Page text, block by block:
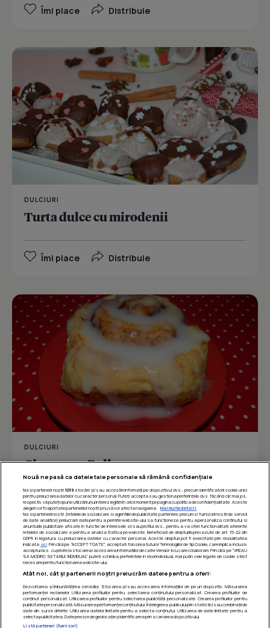
Îmi place Distribuie
DULCIURI
Turta dulce cu mirodenii
Îmi place Distribuie
DULCIURI
Cinnamon Rolls
Îmi place Distribuie
Nouă ne pasă ca datele tale personale să rămână confidențiale
Noi și partenerii noștri 1019stocăm și/sau accesăm informații pe dispozitivul dvs., precum identificatorii cookie unici
pentru prelucrarea datelor cu caracter personal. Puteți accepta sau gestiona preferințele dvs. făcând clic mai jos,
respectiv vă puteți opune utilizării unui interes legitim în orice moment pe pagina cu politica de confidențialitate. Aceste
alegeri vor fi raportate partenerilor noștri și nu vă vor afecta navigarea.
Mai multe detalii
Noi si partenerii nostri (retelele de socializare si agentiile de publicitate partenere, precum si furnizorii nostri de servicii
de date analitice) prelucram date pentru a permite website-ului sa functioneze, pentru a personaliza continutul si
anunturile publicitare afisate in functie de interesele si/sau profilul dvs., pentru a va oferi functionalitati aferente
retelelor de socializare si pentru a analiza traficul pe website. Beneficiati de drepturile prevazute de art. 15-22 din
GDPR in legatura cu prelucrarea datelor cu caracter personal. Aceste drepturi pot fi exercitate prin modalitatea
indicata aici. Prin click pe “ACCEPT TOATE”, acceptati folosirea tuturor Tehnologiilor de tip Cookie, care implica inclusiv
acceptul dvs. cu privire la stocarea/accesarea informatiilor de catre Vendor-ii cu care colaboram. Prin click pe “VREAU
SA MODIFIC SETARILE INDIVIDUAL” puteti schimba preferintele in mod individual, mai putin cele legate de cookie strict
necesare pentru functionarea website-ului.
Atât noi, cât și partenerii noștri prelucrăm datele pentru a oferi:
Dezvoltarea și îmbunătățirea serviciilor. Stocarea și/sau accesarea informațiilor de pe un dispozitiv. Măsurarea
performanței reclamelor. Utilizarea profilurilor pentru selectarea conținutului personalizat. Crearea profilurilor de
conținut personalizat. Utilizarea profilurilor pentru selectarea publicității personalizate. Crearea profilurilor pentru
publicitate personalizată. Măsurarea performanței conținutului. Înțelegerea publicului prin statistici sau combinații de
date din surse diferite. Utilizarea datelor limitate pentru a selecta conținutul. Utilizarea de date limitate pentru a
selecta publicitatea. Date precise de geolocație și identificarea prin scanarea dispozitivului.
Listă parteneri (furnizori)